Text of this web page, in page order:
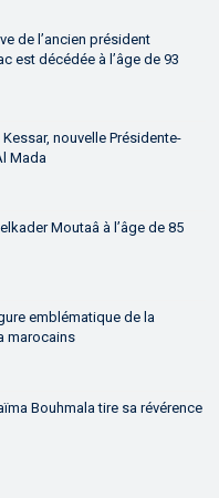
de l’ancien président
est décédée à l’âge de 93
nouvelle Présidente-
Mada
Moutaâ à l’âge de 85
emblématique de la
marocains
Bouhmala tire sa révérence